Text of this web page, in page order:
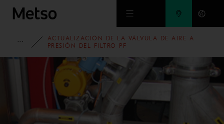
Ir al contenido principal
PORTAFOLIO
ACTUALIZACIÓN DE LA VÁLVULA DE AIRE A
PRESIÓN DEL FILTRO PF